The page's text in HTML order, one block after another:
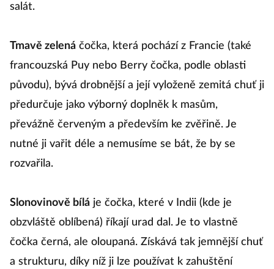
salát.
Tmavě zelená čočka, která pochází z Francie (také
francouzská Puy nebo Berry čočka, podle oblasti
původu), bývá drobnější a její vyloženě zemitá chuť ji
předurčuje jako výborný doplněk k masům,
převážně červeným a především ke zvěřině. Je
nutné ji vařit déle a nemusíme se bát, že by se
rozvařila.
Slonovinově bílá je čočka, které v Indii (kde je
obzvláště oblíbená) říkají urad dal. Je to vlastně
čočka černá, ale oloupaná. Získává tak jemnější chuť
a strukturu, díky níž ji lze používat k zahuštění